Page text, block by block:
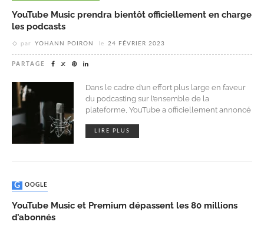
YouTube Music prendra bientôt officiellement en charge
les podcasts
par YOHANN POIRON le 24 FÉVRIER 2023
PARTAGE
Dans le cadre d’un effort plus large en faveur
du podcasting sur l’ensemble de la
plateforme, YouTube a officiellement annoncé
LIRE PLUS
GOOGLE
YouTube Music et Premium dépassent les 80 millions
d’abonnés